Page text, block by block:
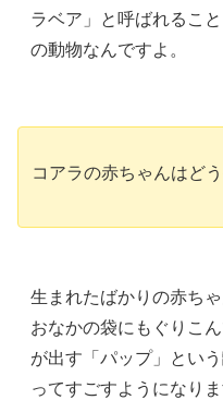
ラベア」と呼ばれるこ
の動物なんですよ。
コアラの赤ちゃんはど
生まれたばかりの赤ち
おなかの袋にもぐりこ
が出す「パップ」とい
ってすごすようになりま